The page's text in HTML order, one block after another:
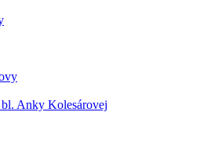
Anky Kolesárovej